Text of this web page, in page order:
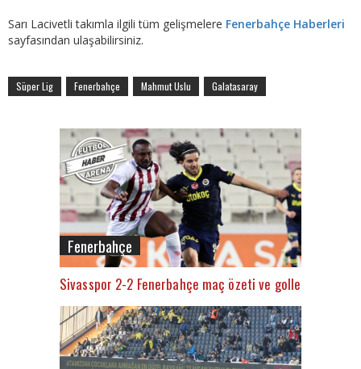
Sarı Lacivetli takımla ilgili tüm gelişmelere Fenerbahçe Haberleri
sayfasından ulaşabilirsiniz.
Süper Lig Fenerbahçe Mahmut Uslu Galatasaray
Fenerbahçe
Sivasspor 2-2 Fenerbahçe maç özeti ve golleri (İZLE)